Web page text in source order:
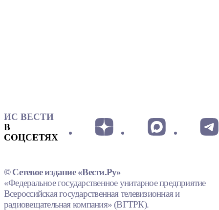
ИС ВЕСТИ
В
СОЦСЕТЯХ
© Сетевое издание «Вести.Ру»
«Федеральное государственное унитарное предприятие
Всероссийская государственная телевизионная и
радиовещательная компания» (ВГТРК).